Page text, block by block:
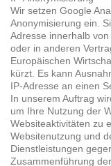
Wir setzen Google
Anonymisierung ein.
Adresse innerhalb
oder in anderen
Europäischen
kürzt. Es kann
IP-Adresse an einen
In unserem Auftrag
um Ihre Nutzung der
Websiteaktivitäten zu
Websitenutzung und
Dienstleistungen
Zusammenführung